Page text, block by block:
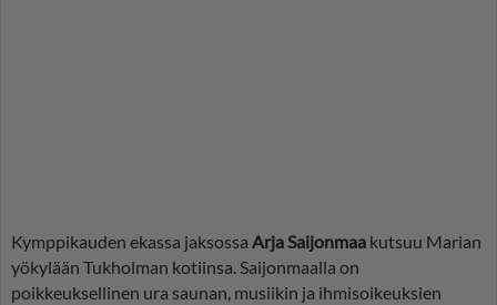
Kymppikauden ekassa jaksossa Arja Saijonmaa kutsuu Marian
yökylään Tukholman kotiinsa. Saijonmaalla on
poikkeuksellinen ura saunan, musiikin ja ihmisoikeuksien